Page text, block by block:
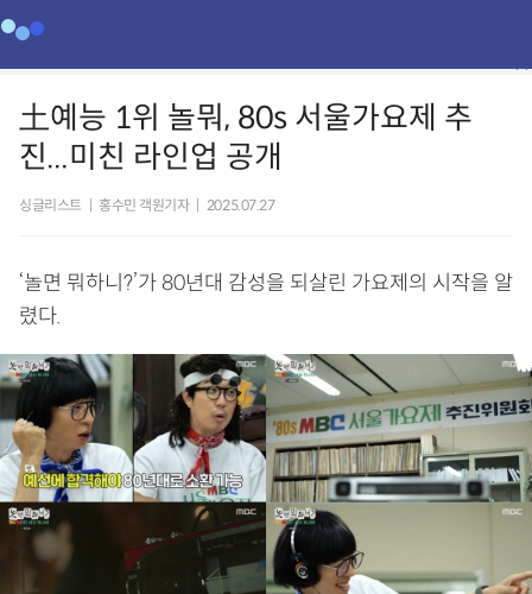
土예능 1위 놀뭐, 80s 서울가요제 추
진...미친 라인업 공개
싱글리스트 홍수민 객원기자 2025.07.27
‘놀면 뭐하니?’가 80년대 감성을 되살린 가요제의 시작을 알
렸다.